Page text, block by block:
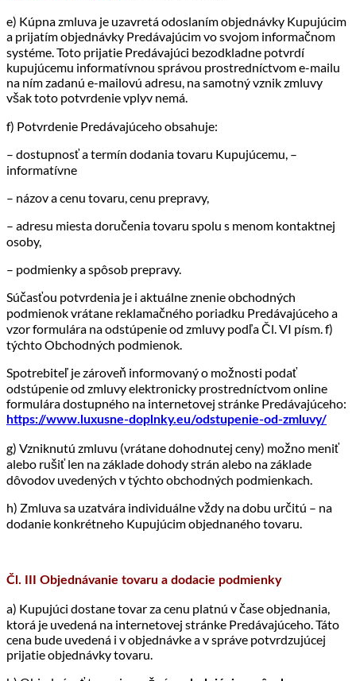
e) Kúpna zmluva je uzavretá odoslaním objednávky Kupujúcim
a prijatím objednávky Predávajúcim vo svojom informačnom
systéme. Toto prijatie Predávajúci bezodkladne potvrdí
kupujúcemu informatívnou správou prostredníctvom e-mailu
na ním zadanú e-mailovú adresu, na samotný vznik zmluvy
však toto potvrdenie vplyv nemá.
f) Potvrdenie Predávajúceho obsahuje:
– dostupnosť a termín dodania tovaru Kupujúcemu, –
informatívne
– názov a cenu tovaru, cenu prepravy,
– adresu miesta doručenia tovaru spolu s menom kontaktnej
osoby,
– podmienky a spôsob prepravy.
Súčasťou potvrdenia je i aktuálne znenie obchodných
podmienok vrátane reklamačného poriadku Predávajúceho a
vzor formulára na odstúpenie od zmluvy podľa Čl. VI písm. f)
týchto Obchodných podmienok.
Spotrebiteľ je zároveň informovaný o možnosti podať
odstúpenie od zmluvy elektronicky prostredníctvom online
formulára dostupného na internetovej stránke Predávajúceho:
https://www.luxusne-doplnky.eu/odstupenie-od-zmluvy/
g) Vzniknutú zmluvu (vrátane dohodnutej ceny) možno meniť
alebo rušiť len na základe dohody strán alebo na základe
dôvodov uvedených v týchto obchodných podmienkach.
h) Zmluva sa uzatvára individuálne vždy na dobu určitú – na
dodanie konkrétneho Kupujúcim objednaného tovaru.
Čl. III Objednávanie tovaru a dodacie podmienky
a) Kupujúci dostane tovar za cenu platnú v čase objednania,
ktorá je uvedená na internetovej stránke Predávajúceho. Táto
cena bude uvedená i v objednávke a v správe potvrdzujúcej
prijatie objednávky tovaru.